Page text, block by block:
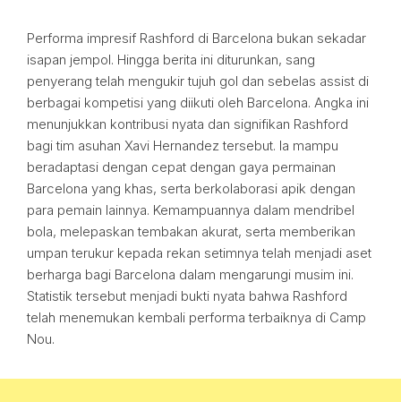
Performa impresif Rashford di Barcelona bukan sekadar
isapan jempol. Hingga berita ini diturunkan, sang
penyerang telah mengukir tujuh gol dan sebelas assist di
berbagai kompetisi yang diikuti oleh Barcelona. Angka ini
menunjukkan kontribusi nyata dan signifikan Rashford
bagi tim asuhan Xavi Hernandez tersebut. Ia mampu
beradaptasi dengan cepat dengan gaya permainan
Barcelona yang khas, serta berkolaborasi apik dengan
para pemain lainnya. Kemampuannya dalam mendribel
bola, melepaskan tembakan akurat, serta memberikan
umpan terukur kepada rekan setimnya telah menjadi aset
berharga bagi Barcelona dalam mengarungi musim ini.
Statistik tersebut menjadi bukti nyata bahwa Rashford
telah menemukan kembali performa terbaiknya di Camp
Nou.